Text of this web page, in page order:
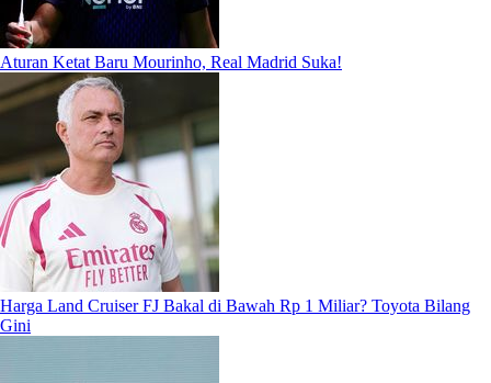
Aturan Ketat Baru Mourinho, Real Madrid Suka!
Harga Land Cruiser FJ Bakal di Bawah Rp 1 Miliar? Toyota Bilang
Gini